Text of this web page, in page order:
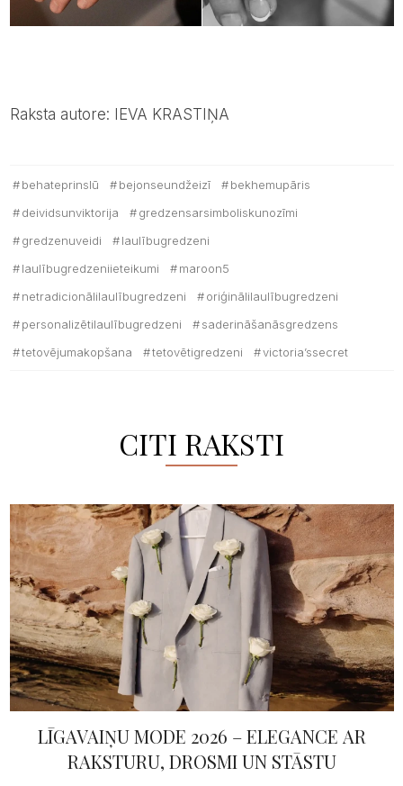
Raksta autore: IEVA KRASTIŅA
behateprinslū bejonseundžeizī
bekhemupāris
deividsunviktorija
gredzensarsimboliskunozīmi
gredzenuveidi
laulībugredzeni
laulībugredzeniieteikumi
maroon5
netradicionālilaulībugredzeni
oriģinālilaulībugredzeni
personalizētilaulībugredzeni
saderināšanāsgredzens
tetovējumakopšana
tetovētigredzeni victoria’ssecret
CITI RAKSTI
LĪGAVAIŅU MODE 2026 – ELEGANCE AR
RAKSTURU, DROSMI UN STĀSTU